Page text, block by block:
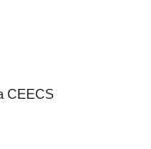
CEECS